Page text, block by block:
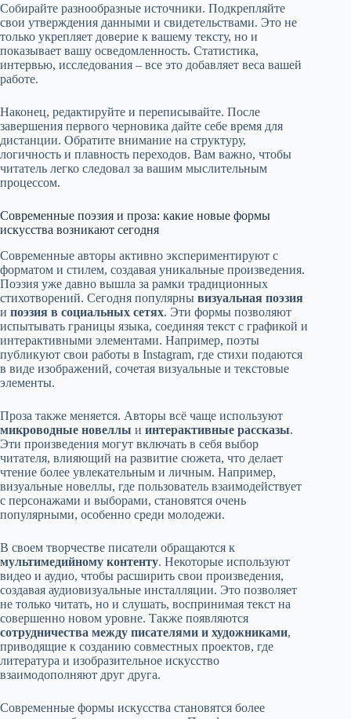
Собирайте разнообразные источники. Подкрепляйте
свои утверждения данными и свидетельствами. Это не
только укрепляет доверие к вашему тексту, но и
показывает вашу осведомленность. Статистика,
интервью, исследования – все это добавляет веса вашей
работе.
Наконец, редактируйте и переписывайте. После
завершения первого черновика дайте себе время для
дистанции. Обратите внимание на структуру,
логичность и плавность переходов. Вам важно, чтобы
читатель легко следовал за вашим мыслительным
процессом.
Современные поэзия и проза: какие новые формы
искусства возникают сегодня
Современные авторы активно экспериментируют с
форматом и стилем, создавая уникальные произведения.
Поэзия уже давно вышла за рамки традиционных
стихотворений. Сегодня популярны визуальная поэзия
и поэзия в социальных сетях. Эти формы позволяют
испытывать границы языка, соединяя текст с графикой и
интерактивными элементами. Например, поэты
публикуют свои работы в Instagram, где стихи подаются
в виде изображений, сочетая визуальные и текстовые
элементы.
Проза также меняется. Авторы всё чаще используют
микроводные новеллы и интерактивные рассказы.
Эти произведения могут включать в себя выбор
читателя, влияющий на развитие сюжета, что делает
чтение более увлекательным и личным. Например,
визуальные новеллы, где пользователь взаимодействует
с персонажами и выборами, становятся очень
популярными, особенно среди молодежи.
В своем творчестве писатели обращаются к
мультимедийному контенту. Некоторые используют
видео и аудио, чтобы расширить свои произведения,
создавая аудиовизуальные инсталляции. Это позволяет
не только читать, но и слушать, воспринимая текст на
совершенно новом уровне. Также появляются
сотрудничества между писателями и художниками,
приводящие к созданию совместных проектов, где
литература и изобразительное искусство
взаимодополняют друг друга.
Современные формы искусства становятся более